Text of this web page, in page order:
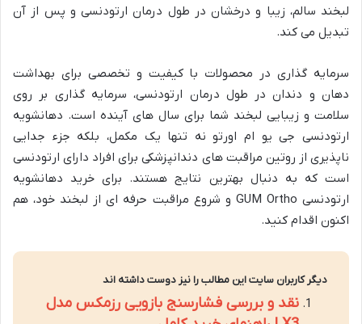
لبخند سالم، زیبا و درخشان در طول درمان ارتودنسی و پس از آن
تبدیل می کند.
سرمایه گذاری در محصولات با کیفیت و تخصصی برای بهداشت
دهان و دندان در طول درمان ارتودنسی، سرمایه گذاری بر روی
سلامت و زیبایی لبخند شما برای سال های آینده است. دهانشویه
ارتودنسی جی یو ام اورتو نه تنها یک مکمل، بلکه جزء جدایی
ناپذیری از روتین مراقبت های دندانپزشکی برای افراد دارای ارتودنسی
است که به دنبال بهترین نتایج هستند. برای خرید دهانشویه
ارتودنسی GUM Ortho و شروع مراقبت حرفه ای از لبخند خود، هم
اکنون اقدام کنید.
دیگر کاربران سایت این مطالب را نیز دوست داشته اند
نقد و بررسی فشارسنج بازویی رزمکس مدل